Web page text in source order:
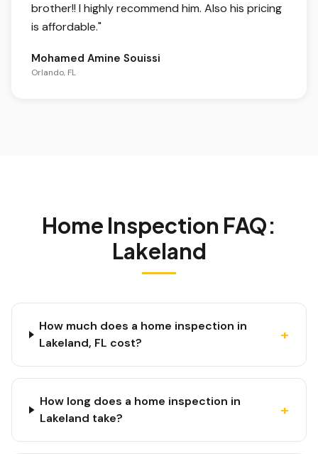
brother!! I highly recommend him. Also his pricing
is affordable."
Mohamed Amine Souissi
Orlando, FL
Home Inspection FAQ:
Lakeland
How much does a home inspection in
Lakeland, FL cost?
+
How long does a home inspection in
Lakeland take?
+